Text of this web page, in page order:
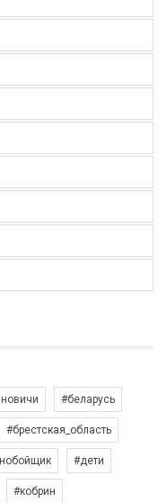
#беларусь
#брестская_область
#дети
#кобрин